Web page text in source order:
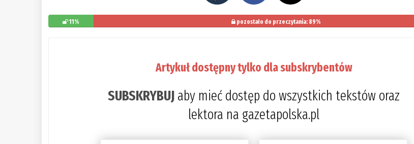
11% pozostało do przeczytania: 89%
Artykuł dostępny tylko dla subskrybentów
SUBSKRYBUJ aby mieć dostęp do wszystkich tekstów oraz
lektora na gazetapolska.pl